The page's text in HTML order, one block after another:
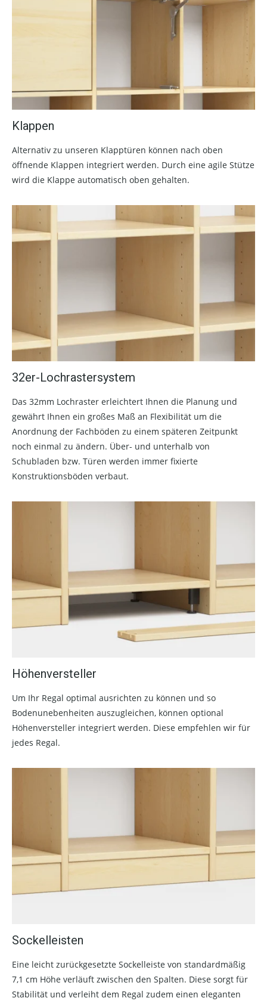
Klappen
Alternativ zu unseren Klapptüren können nach oben
öffnende Klappen integriert werden. Durch eine agile Stütze
wird die Klappe automatisch oben gehalten.
32er-Lochrastersystem
Das 32mm Lochraster erleichtert Ihnen die Planung und
gewährt Ihnen ein großes Maß an Flexibilität um die
Anordnung der Fachböden zu einem späteren Zeitpunkt
noch einmal zu ändern. Über- und unterhalb von
Schubladen bzw. Türen werden immer fixierte
Konstruktionsböden verbaut.
Höhenversteller
Um Ihr Regal optimal ausrichten zu können und so
Bodenunebenheiten auszugleichen, können optional
Höhenversteller integriert werden. Diese empfehlen wir für
jedes Regal.
Sockelleisten
Eine leicht zurückgesetzte Sockelleiste von standardmäßig
7,1 cm Höhe verläuft zwischen den Spalten. Diese sorgt für
Stabilität und verleiht dem Regal zudem einen eleganten